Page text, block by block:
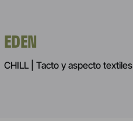
EDEN
CHILL | Tacto y aspecto textiles